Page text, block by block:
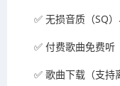
✅ 无损音质（SQ
✅ 付费歌曲免费听
✅ 歌曲下载（支持